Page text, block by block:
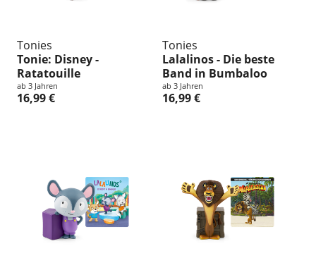
Tonies
Tonie: Disney -
Ratatouille
ab 3 Jahren
16,99 €
Tonies
Lalalinos - Die beste
Band in Bumbaloo
ab 3 Jahren
16,99 €